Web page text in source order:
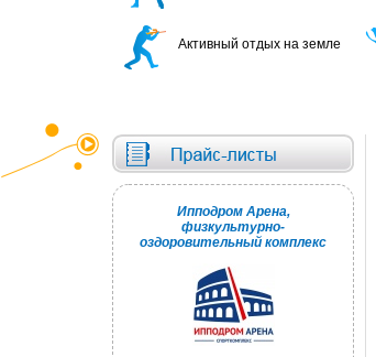
Активный отдых на земле
Ипподром Арена,
физкультурно-
оздоровительный комплекс